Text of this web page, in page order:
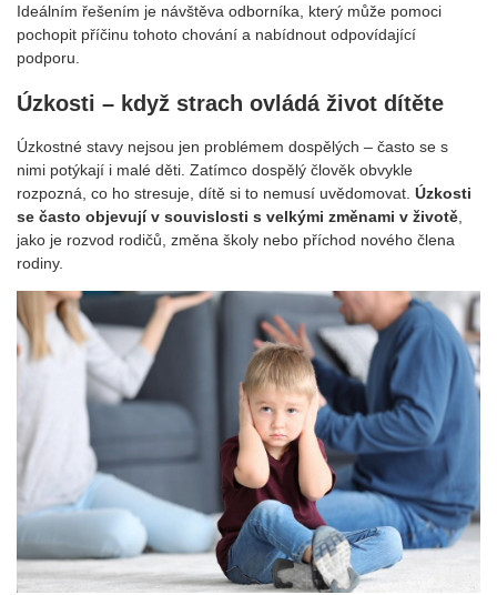
Ideálním řešením je návštěva odborníka, který může pomoci
pochopit příčinu tohoto chování a nabídnout odpovídající
podporu.
Úzkosti – když strach ovládá život dítěte
Úzkostné stavy nejsou jen problémem dospělých – často se s
nimi potýkají i malé děti. Zatímco dospělý člověk obvykle
rozpozná, co ho stresuje, dítě si to nemusí uvědomovat. Úzkosti
se často objevují v souvislosti s velkými změnami v životě
jako je rozvod rodičů, změna školy nebo příchod nového člena
rodiny.